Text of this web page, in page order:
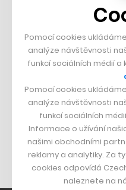
Boční projekt, co se
Francouzský šéfkuchař
Dva golfisti, co pečou
DESIGN
Bomma není tichá
Originální hodinky
Nábytek z betonu
Pomocí cookies
analýze návštěvnosti
funkcí sociálních médií a
Pomocí cookies
analýze návštěvnosti
funkcí sociálních
Informace o užívání
našimi obchodními
reklamy a analytiky. Za
cookies odpovídá
naleznete na